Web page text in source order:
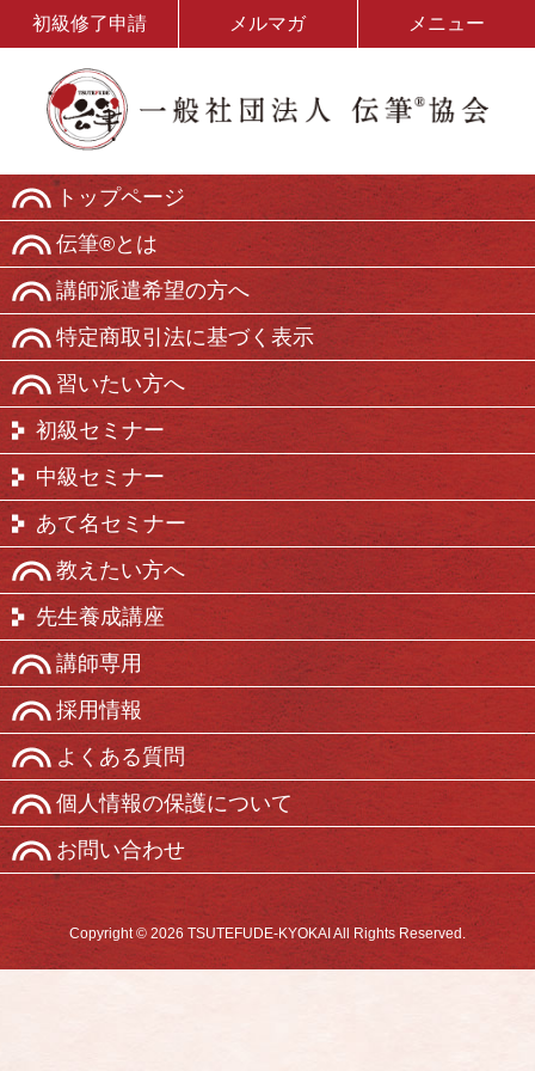
初級修了申請 メルマガ メニュー
トップページ
伝筆®とは
講師派遣希望の方へ
特定商取引法に基づく表示
習いたい方へ
初級セミナー
中級セミナー
あて名セミナー
教えたい方へ
先生養成講座
講師専用
採用情報
よくある質問
個人情報の保護について
お問い合わせ
Copyright © 2026 TSUTEFUDE-KYOKAI All Rights Reserved.